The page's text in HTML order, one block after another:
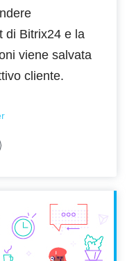
di Bitrix24 e la
viene salvata
cliente.